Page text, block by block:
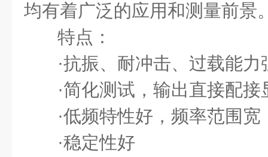
均有着广泛的应用和测量前景
特点：
·抗振、耐冲击、过载能力
·简化测试，输出直接配接
·低频特性好，频率范围宽
·稳定性好